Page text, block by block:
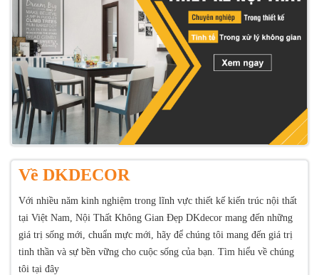
Về DKDECOR
Với nhiều năm kinh nghiệm trong lĩnh vực thiết kế kiến trúc nội thất
tại Việt Nam, Nội Thất Không Gian Đẹp DKdecor mang đến những
giá trị sống mới, chuẩn mực mới, hãy để chúng tôi mang đến giá trị
tinh thần và sự bền vững cho cuộc sống của bạn. Tìm hiểu về chúng
tôi tại đây